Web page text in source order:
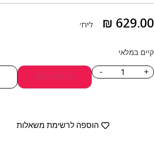
₪ 629.00 ליח׳
קיים במלאי
- +
הוספה לסל
הוספה לרשימת משאלות